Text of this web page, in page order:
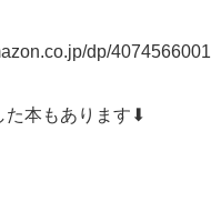
dp/4074566001
本もあります⬇︎